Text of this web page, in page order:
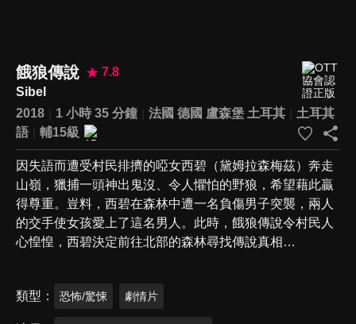
餓狼傳說
7.8
Sibel
2018
1 小時 35 分鐘 法國 德國 盧森堡 土耳其
土耳其
語
輔15級
因失語而遭受村民排擠的啞女西碧（黛姆拉森梅茲）奔走
山嶺，獵捕一頭神出鬼沒、令人懼怕的野狼，希望藉此贏
得尊重。豈料，西碧在森林中遭一名負傷男子突襲，兩人
的交手使女孩愛上了這名男人。此時，餓狼傳說令村民人
心惶惶，西碧決定前往北部的森林尋找傳說真相…
類型 恐怖/驚悚 劇情片